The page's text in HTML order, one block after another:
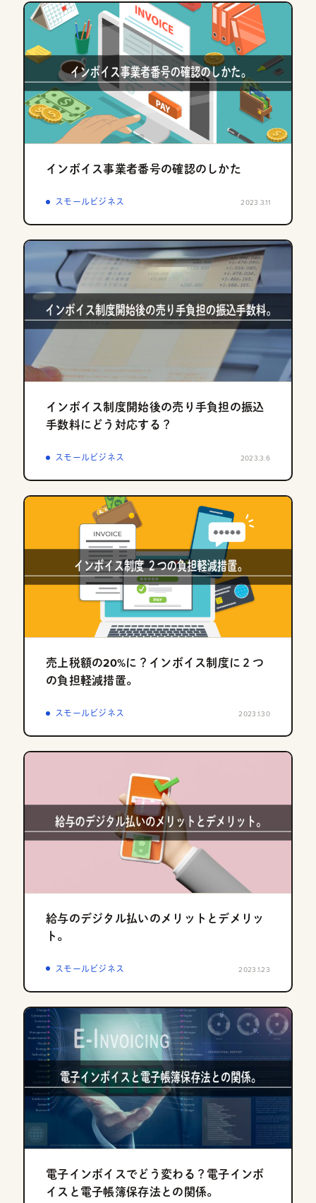
インボイス事業者番号の確認のしかた
スモールビジネス 2023.3.11
インボイス制度開始後の売り手負担の振込
手数料にどう対応する？
スモールビジネス 2023.3.6
売上税額の20%に？インボイス制度に２つ
の負担軽減措置。
スモールビジネス 2023.1.30
給与のデジタル払いのメリットとデメリッ
ト。
スモールビジネス 2023.1.23
電子インボイスでどう変わる？電子インボ
イスと電子帳簿保存法との関係。